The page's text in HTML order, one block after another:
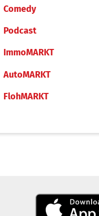
Comedy
Podcast
ImmoMARKT
AutoMARKT
FlohMARKT